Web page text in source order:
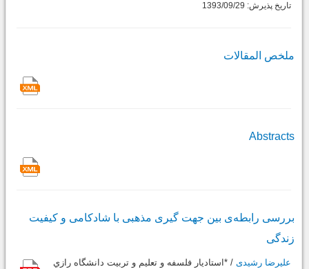
تاریخ پذیرش: 1393/09/29
ملخص المقالات
Abstracts
بررسی رابطه‌ی بین جهت گیری مذهبی با شادکامی و کیفیت
زندگی
علیرضا رشیدی / *استاديار فلسفه و تعليم و تربيت دانشگاه رازي